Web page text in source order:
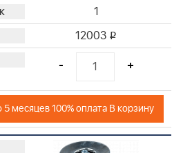
1
12003 i
- +
5 месяцев 100% оплата В корзину